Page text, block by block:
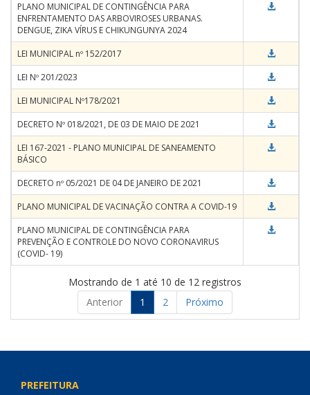
PLANO MUNICIPAL DE CONTINGÊNCIA PARA
ENFRENTAMENTO DAS ARBOVIROSES URBANAS.
DENGUE, ZIKA VÍRUS E CHIKUNGUNYA 2024
LEI MUNICIPAL nº 152/2017
LEI Nº 201/2023
LEI MUNICIPAL Nº178/2021
DECRETO Nº 018/2021, DE 03 DE MAIO DE 2021
LEI 167-2021 - PLANO MUNICIPAL DE SANEAMENTO
BÁSICO
DECRETO nº 05/2021 DE 04 DE JANEIRO DE 2021
PLANO MUNICIPAL DE VACINAÇÃO CONTRA A COVID-19
PLANO MUNICIPAL DE CONTINGÊNCIA PARA
PREVENÇÃO E CONTROLE DO NOVO CORONAVIRUS
(COVID- 19)
Mostrando de 1 até 10 de 12 registros
Anterior
1 2 Próximo
PREFEITURA